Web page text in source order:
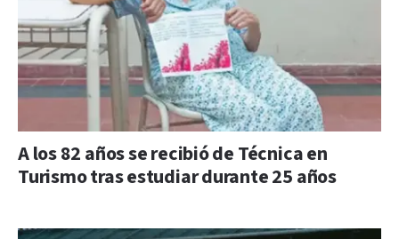
A los 82 años se recibió de Técnica en
Turismo tras estudiar durante 25 años